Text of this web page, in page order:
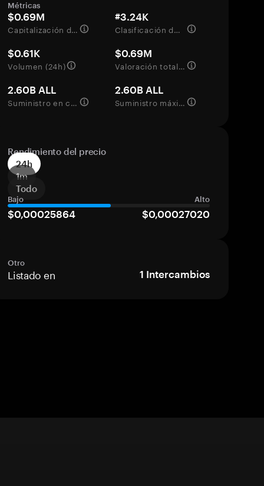
Métricas
$0.69M
Capitalización de mercado
#3.24K
Clasificación del mercado
$0.61K
Volumen (24h)
$0.69M
Valoración totalmente diluida
2.60B ALL
Suministro en circulación
2.60B ALL
Suministro máximo
Rendimiento del precio
24h
1m
Todo
Bajo Alto
$0,00025864 $0,00027020
Otro
Listado en 1 Intercambios